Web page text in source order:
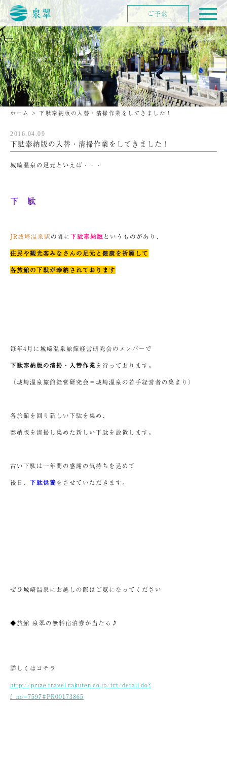
ホーム > 下駄奉納版の入替・清掃作業をしてきました！
2016.04.09
下駄奉納版の入替・清掃作業をしてきました！
城崎温泉の足元といえば・・・
下 駄
JR城崎温泉駅の隣に下駄奉納版というものがあり、
住民や観光客みなさんの足元と健康を祈願して
各旅館の下駄が奉納されております
毎年4月に城崎温泉旅館経営研究会のメンバーで
下駄奉納版の清掃・入替作業を行っております。
（城崎温泉旅館経営研究会＝城崎温泉の若手経営者の集まり）
各旅館を回り新しい下駄を集め、
奉納版を清掃し集めた新しい下駄を設置します。
古い下駄は一年間の感謝の気持ちを込めて
後日、 下駄供養をさせていただきます。
ぜひ城崎温泉にお越しの際はご覧になってください
◆旅館 泉翠の無料宿泊券が当たる♪
詳しくはコチラ
http://prize.travel.rakuten.co.jp/frt/detail.do?
f_no=7597#PR00173865
ご予約